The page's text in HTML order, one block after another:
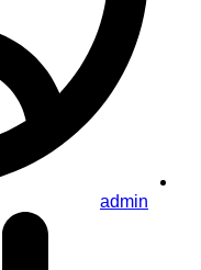
admin